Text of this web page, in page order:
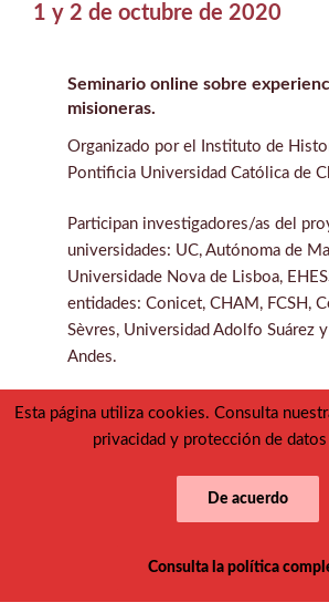
1 y 2 de octubre de 2020
Seminario online sobre
misioneras.
Organizado por el Instituto de
Pontificia Universidad Católica de
Participan investigadores/as del
universidades: UC, Autónoma de
Universidade Nova de Lisboa,
entidades: Conicet, CHAM, FCSH,
Sèvres, Universidad Adolfo Suárez
Andes.
Hasta 1 de abril 2020
procesos, actores y
Esta página utiliza cookies. Consulta
privacidad y protección de
De acuerdo
Consulta la política